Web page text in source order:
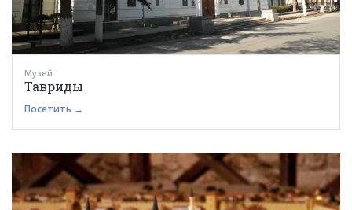
Музей
Тавриды
Посетить →